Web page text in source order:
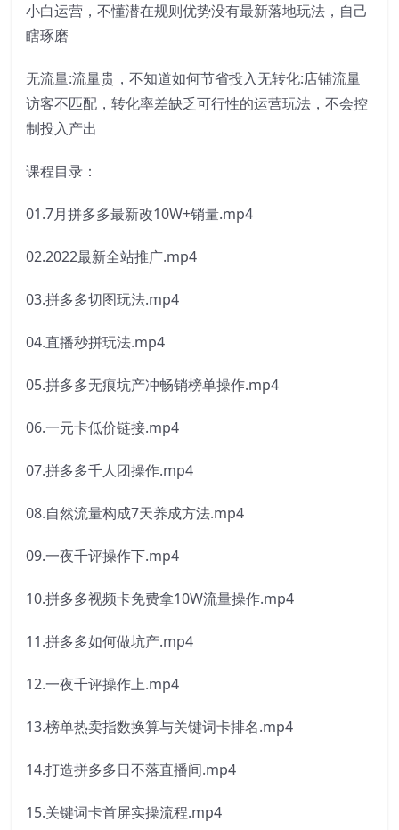
小白运营，不懂潜在规则优势没有最新落地玩法，自己
瞎琢磨
无流量:流量贵，不知道如何节省投入无转化:店铺流量
访客不匹配，转化率差缺乏可行性的运营玩法，不会控
制投入产出
课程目录：
01.7月拼多多最新改10W+销量.mp4
02.2022最新全站推广.mp4
03.拼多多切图玩法.mp4
04.直播秒拼玩法.mp4
05.拼多多无痕坑产冲畅销榜单操作.mp4
06.一元卡低价链接.mp4
07.拼多多千人团操作.mp4
08.自然流量构成7天养成方法.mp4
09.一夜千评操作下.mp4
10.拼多多视频卡免费拿10W流量操作.mp4
11.拼多多如何做坑产.mp4
12.一夜千评操作上.mp4
13.榜单热卖指数换算与关键词卡排名.mp4
14.打造拼多多日不落直播间.mp4
15.关键词卡首屏实操流程.mp4